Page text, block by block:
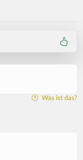
Was ist das?